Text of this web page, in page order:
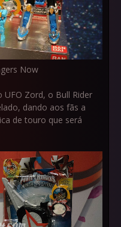
Now
UFO Zord, o Bull Rider
dando aos fãs a
de touro que será